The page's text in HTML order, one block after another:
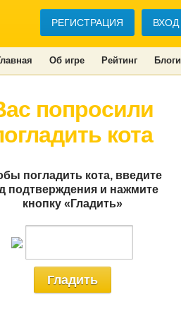
РЕГИСТРАЦИЯ ВХОД
Об игре Рейтинг Блоги
попросили
кота
погладить кота, введите
подтверждения и нажмите
кнопку «Гладить»